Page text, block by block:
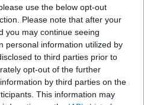
use the below opt-out
Please note that after your
you may continue seeing
personal information utilized by
to third parties prior to
opt-out of the further
by third parties on the
This information may